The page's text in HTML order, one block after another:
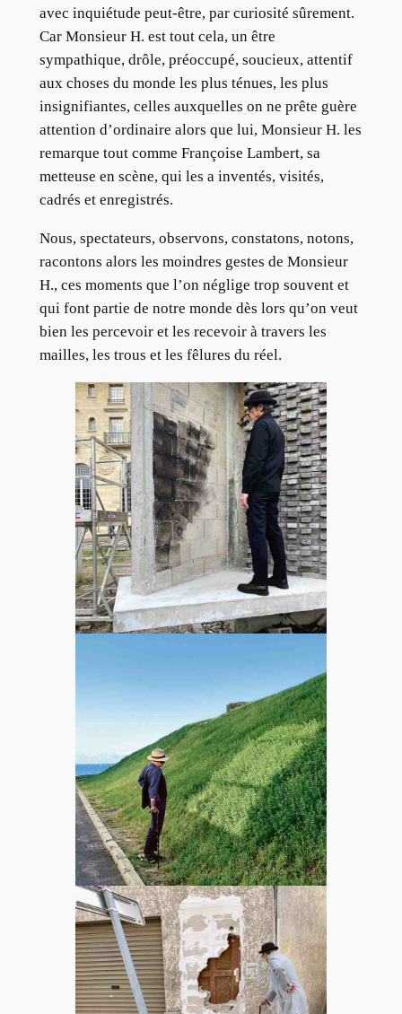
avec inquiétude peut-être, par curiosité sûrement.
Car Monsieur H. est tout cela, un être
sympathique, drôle, préoccupé, soucieux, attentif
aux choses du monde les plus ténues, les plus
insignifiantes, celles auxquelles on ne prête guère
attention d’ordinaire alors que lui, Monsieur H. les
remarque tout comme Françoise Lambert, sa
metteuse en scène, qui les a inventés, visités,
cadrés et enregistrés.
Nous, spectateurs, observons, constatons, notons,
racontons alors les moindres gestes de Monsieur
H., ces moments que l’on néglige trop souvent et
qui font partie de notre monde dès lors qu’on veut
bien les percevoir et les recevoir à travers les
mailles, les trous et les fêlures du réel.